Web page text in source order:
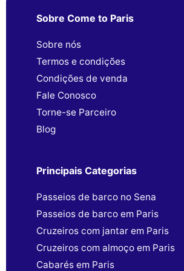
Sobre Come to Paris
Sobre nós
Termos e condições
Condições de venda
Fale Conosco
Torne-se Parceiro
Blog
Principais Categorias
Passeios de barco no Sena
Passeios de barco em Paris
Cruzeiros com jantar em Paris
Cruzeiros com almoço em Paris
Cabarés em Paris